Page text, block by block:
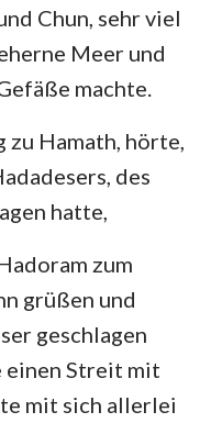
5 6
12 13
14
Chun, sehr viel
Meer und
machte.
zu Hamath, hörte,
des
hatte,
zum
grüßen und
geschlagen
einen Streit mit
mit sich allerlei